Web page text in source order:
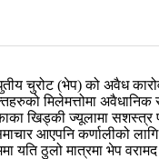
चुरोट (भेप) को अवैध
मिलेमत्तोमा
खिड्की ज्यूलामा सशस्त्र
आएपनि कर्णालीको
ठुलो मात्रमा भेप